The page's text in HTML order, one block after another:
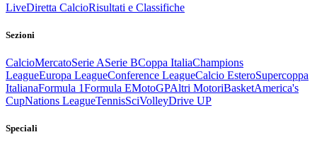
LiveDiretta CalcioRisultati e Classifiche
Sezioni
CalcioMercatoSerie ASerie BCoppa ItaliaChampions
LeagueEuropa LeagueConference LeagueCalcio EsteroSupercoppa
ItalianaFormula 1Formula EMotoGPAltri MotoriBasketAmerica's
CupNations LeagueTennisSciVolleyDrive UP
Speciali